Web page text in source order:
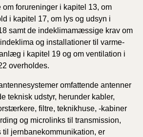
om forureninger i kapitel 13, om
i kapitel 17, om lys og udsyn i
samtde indeklimamæssige krav om
og installationer til varme-
i kapitel 19 og om ventilation i
overholdes.
omfattende antenner
teknisk udstyr, herunder kabler,
filtre, teknikhuse, -kabiner
og microlinks til transmission,
til jernbanekommunikation, er